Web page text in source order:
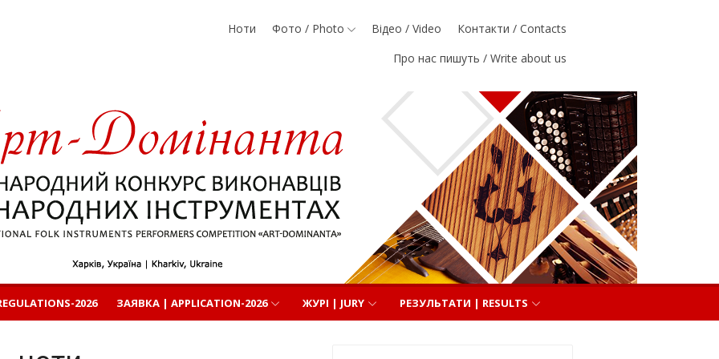
Ноти Фото / Photo Відео / Video
Контакти / Contacts
Про нас пишуть / Write about us
2026 ЗАЯВКА | APPLICATION-2026 ЖУРІ | JURY РЕЗУЛЬТАТИ | RESULTS